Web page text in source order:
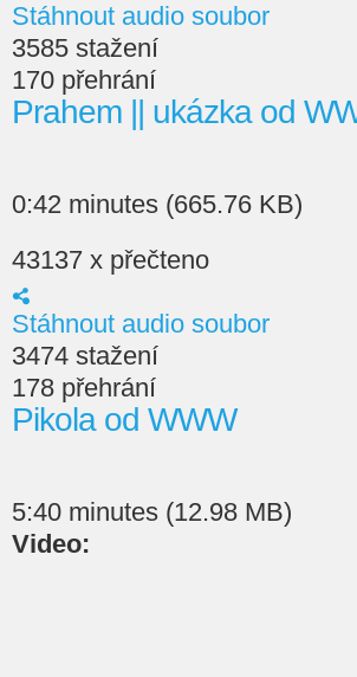
Stáhnout audio soubor
3585 stažení
170 přehrání
Prahem || ukázka od
0:42 minutes (665.76 KB)
43137 x přečteno
Stáhnout audio soubor
3474 stažení
178 přehrání
Pikola od WWW
5:40 minutes (12.98 MB)
Video: